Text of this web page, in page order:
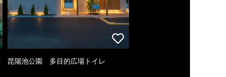
昆陽池公園 多目的広場トイレ